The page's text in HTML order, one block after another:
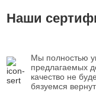
Наши
Мы полностью
предлагаемых
качество не
бязуемся